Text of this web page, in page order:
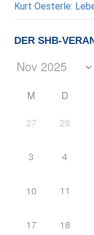
Kurt Oesterle:
DER SHB-
M D
27 28
3 4
10 11
17 18